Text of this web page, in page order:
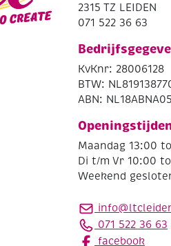
2315 TZ LEIDEN
071 522 36 63
KvKnr: 28006128
BTW:
ABN:
Maandag 13:00
Di t/m Vr 10:00
Weekend
071 522 36 63
facebook